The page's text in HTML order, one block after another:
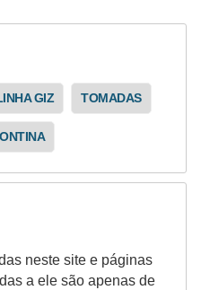
GIZ TOMADAS
neste site e páginas
a ele são apenas de